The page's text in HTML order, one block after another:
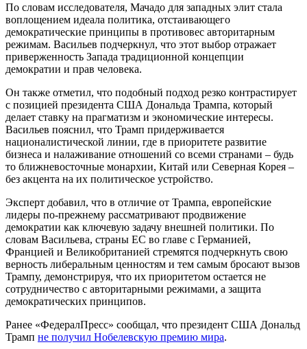
По словам исследователя, Мачадо для западных элит стала
воплощением идеала политика, отстаивающего
демократические принципы в противовес авторитарным
режимам. Васильев подчеркнул, что этот выбор отражает
приверженность Запада традиционной концепции
демократии и прав человека.
Он также отметил, что подобный подход резко контрастирует
с позицией президента США Дональда Трампа, который
делает ставку на прагматизм и экономические интересы.
Васильев пояснил, что Трамп придерживается
националистической линии, где в приоритете развитие
бизнеса и налаживание отношений со всеми странами – будь
то ближневосточные монархии, Китай или Северная Корея –
без акцента на их политическое устройство.
Эксперт добавил, что в отличие от Трампа, европейские
лидеры по-прежнему рассматривают продвижение
демократии как ключевую задачу внешней политики. По
словам Васильева, страны ЕС во главе с Германией,
Францией и Великобританией стремятся подчеркнуть свою
верность либеральным ценностям и тем самым бросают вызов
Трампу, демонстрируя, что их приоритетом остается не
сотрудничество с авторитарными режимами, а защита
демократических принципов.
Ранее «ФедералПресс» сообщал, что президент США Дональд
Трамп не получил Нобелевскую премию мира.